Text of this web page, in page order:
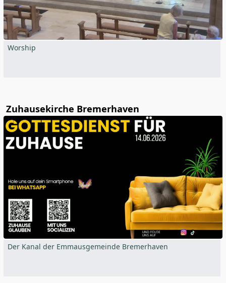
Worship
Zuhausekirche Bremerhaven
Der Kanal der Emmausgemeinde Bremerhaven